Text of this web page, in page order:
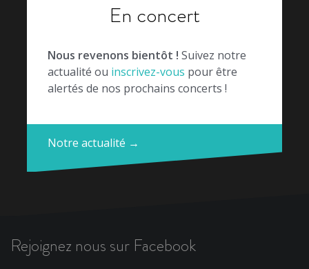
En concert
Nous revenons bientôt ! Suivez notre
actualité ou inscrivez-vous pour être
alertés de nos prochains concerts !
Notre actualité →
Rejoignez nous sur Facebook